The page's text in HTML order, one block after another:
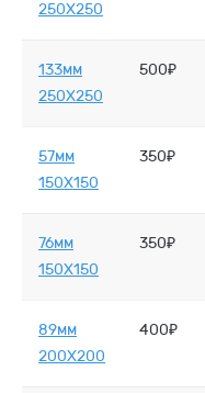
250X250
133мм
250X250
500₽
57мм
150X150
350₽
76мм
150X150
350₽
89мм
200X200
400₽